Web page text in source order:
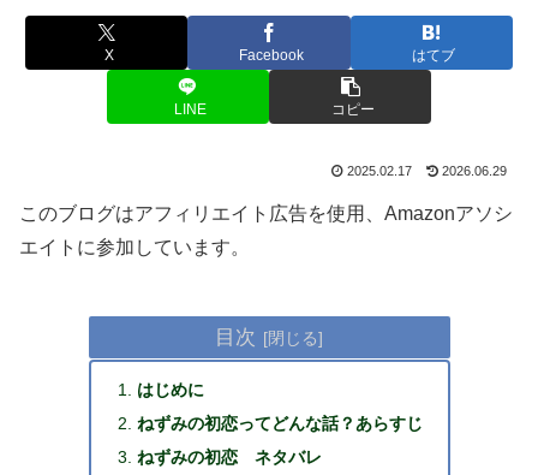
X Facebook はてブ
LINE コピー
2025.02.17 2026.06.29
このブログはアフィリエイト広告を使用、Amazonアソシ
エイトに参加しています。
目次
はじめに
ねずみの初恋ってどんな話？あらすじ
ねずみの初恋 ネタバレ